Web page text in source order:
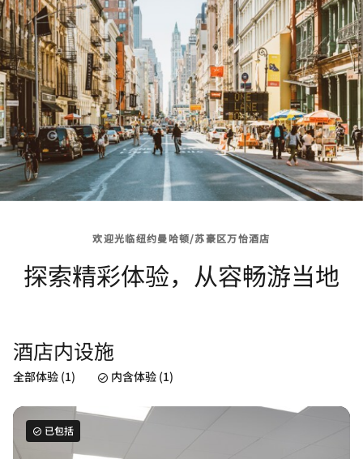
欢迎光临纽约曼哈顿/苏豪区万怡酒店
探索精彩体验，从容畅游当地
酒店内设施
全部体验 (1) 内含体验 (1)
已包括